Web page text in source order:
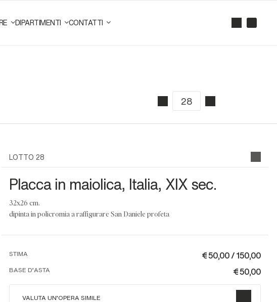
DIPARTIMENTI CONTATTI
LOTTO 28
Placca in maiolica, Italia, XIX sec.
32x26 cm.
dipinta in policromia a raffigurare San Daniele profeta
€ 50,00 / 150,00
STIMA
€ 50,00
BASE D'ASTA
VALUTA UN'OPERA SIMILE